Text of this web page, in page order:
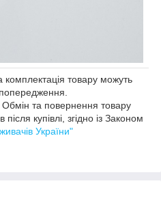
комплектація товару можуть
та повернення товару
купівлі, згідно із Законом
України"